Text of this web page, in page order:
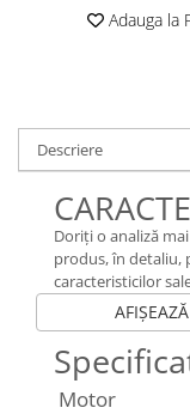
Soluție/Detergent
Toba Portata
Gheara Doborare
Maner de Pila
Maner Demaror
Aparat de spalat cu
Generator de curent
Robot de Tuns Gazon
Accesorii Robot de
Aspiratoare
Adauga la
Descriere
Doriţi o analiză
produs, în detaliu,
caracteristicilor
Motor